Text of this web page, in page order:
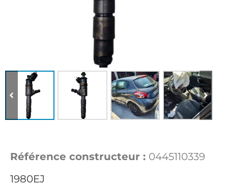
Référence constructeur : 0445110339
1980EJ